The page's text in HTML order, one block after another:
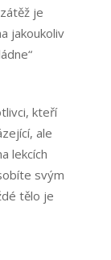
je
jakoukoliv
kteří
ale
lekcích
svým
tělo je